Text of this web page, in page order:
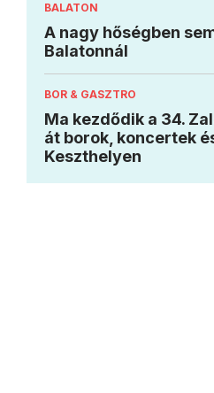
BALATON
A nagy hőségben
Balatonnál
BOR & GASZTRO
Ma kezdődik a 34.
át borok, koncertek
Keszthelyen